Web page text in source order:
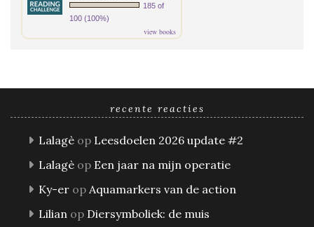
185 of
100 (100%)
view books
recente reacties
Lalagè op Leesdoelen 2026 update #2
Lalagè op Een jaar na mijn operatie
Ky-er op Aquamarkers van de action
Lilian op Diersymboliek: de muis